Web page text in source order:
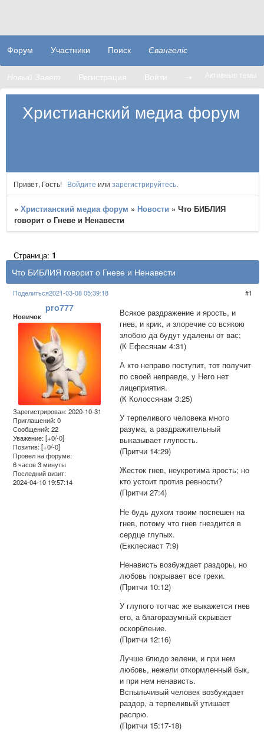
Христианский медиа форум
Форум Участники Поиск Євангеліє
Новый Завет Регистрация Войти ➝ Активные темы
Привет, Гость! Войдите или зарегистрируйтесь.
»Христианский медиа форум » Новости »Что БИБЛИЯ
говорит о Гневе и Ненавести
Что БИБЛИЯ говорит о Гневе и Ненавести
Страница:1
Поделиться 1
2021-03-08 05:39:18
pro777
Новичок
Зарегистрирован: 2020-10-31
Приглашений:0
Сообщений:22
Уважение: [+0/-0]
Позитив: [+0/-0]
Провел на форуме:
6 часов 3 минуты
Последний визит:
2024-04-10 19:57:14
Всякое раздражение и ярость, и
гнев, и крик, и злоречие со всякою
злобою да будут удалены от вас;
(К Ефесянам 4:31)
А кто неправо поступит, тот получит
по своей неправде, у Него нет
лицеприятия.
(К Колоссянам 3:25)
У терпеливого человека много
разума, а раздражительный
выказывает глупость.
(Притчи 14:29)
Жесток гнев, неукротима ярость; но
кто устоит против ревности?
(Притчи 27:4)
Не будь духом твоим поспешен на
гнев, потому что гнев гнездится в
сердце глупых.
(Екклесиаст 7:9)
Ненависть возбуждает раздоры, но
любовь покрывает все грехи.
(Притчи 10:12)
У глупого тотчас же выкажется гнев
его, а благоразумный скрывает
оскорбление.
(Притчи 12:16)
Лучше блюдо зелени, и при нем
любовь, нежели откормленный бык,
и при нем ненависть.
Вспыльчивый человек возбуждает
раздор, а терпеливый утишает
распрю.
(Притчи 15:17-18)